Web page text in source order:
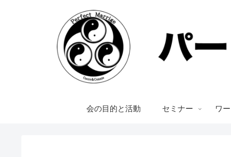
会の目的と活動 セミナー ワ